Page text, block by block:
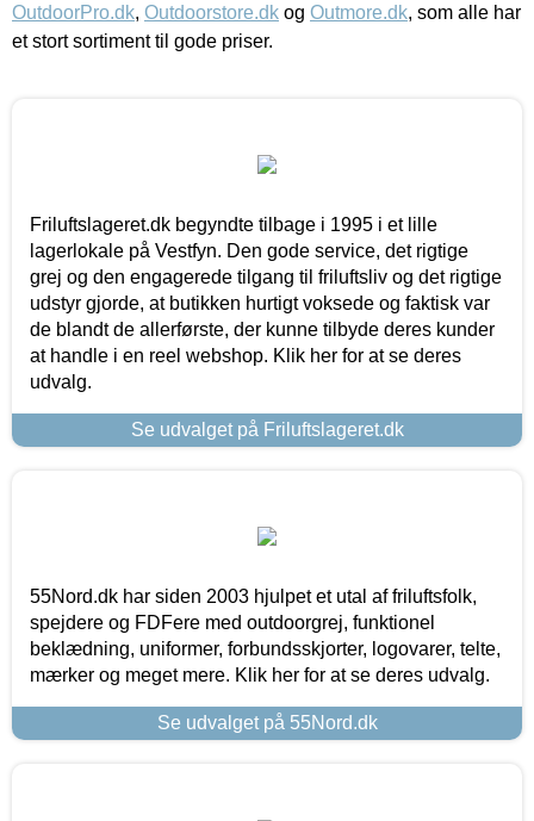
OutdoorPro.dk, Outdoorstore.dk og Outmore.dk, som alle har
et stort sortiment til gode priser.
Friluftslageret.dk begyndte tilbage i 1995 i et lille
lagerlokale på Vestfyn. Den gode service, det rigtige
grej og den engagerede tilgang til friluftsliv og det rigtige
udstyr gjorde, at butikken hurtigt voksede og faktisk var
de blandt de allerførste, der kunne tilbyde deres kunder
at handle i en reel webshop. Klik her for at se deres
udvalg.
Se udvalget på Friluftslageret.dk
55Nord.dk har siden 2003 hjulpet et utal af friluftsfolk,
spejdere og FDFere med outdoorgrej, funktionel
beklædning, uniformer, forbundsskjorter, logovarer, telte,
mærker og meget mere. Klik her for at se deres udvalg.
Se udvalget på 55Nord.dk